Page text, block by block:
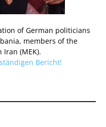
of German politicians
members of the
Iran (MEK).
Bericht!